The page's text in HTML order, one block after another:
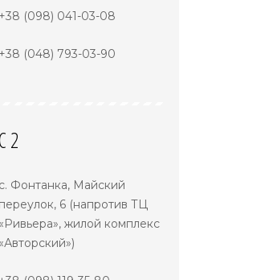
+38 (098) 041-03-08
+38 (048) 793-03-90
2
с. Фонтанка, Майский
переулок, 6 (напротив ТЦ
«Ривьера», жилой комплекс
«Авторский»)